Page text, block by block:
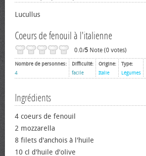
Lucullus
Coeurs de fenouil à l'italienne
0.0/5 Note (0 votes)
Nombre de personnes:
4
Difficulté:
facile
Origine:
Italie
Type:
Légumes
Ingrédients
4 coeurs de fenouil
2 mozzarella
8 filets d'anchois à l'huile
10 cl d'huile d'olive